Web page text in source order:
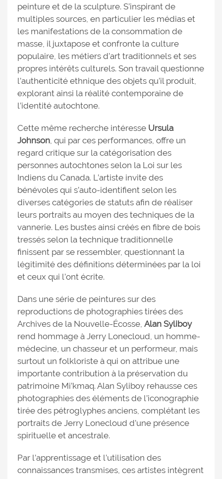
peinture et de la sculpture. S’inspirant de
multiples sources, en particulier les médias et
les manifestations de la consommation de
masse, il juxtapose et confronte la culture
populaire, les métiers d’art traditionnels et ses
propres intérêts culturels. Son travail questionne
l’authenticité ethnique des objets qu’il produit,
explorant ainsi la réalité contemporaine de
l’identité autochtone.
Cette même recherche intéresse Ursula
Johnson, qui par ces performances, offre un
regard critique sur la catégorisation des
personnes autochtones selon la Loi sur les
Indiens du Canada. L’artiste invite des
bénévoles qui s’auto-identifient selon les
diverses catégories de statuts afin de réaliser
leurs portraits au moyen des techniques de la
vannerie. Les bustes ainsi créés en fibre de bois
tressés selon la technique traditionnelle
finissent par se ressembler, questionnant la
légitimité des définitions déterminées par la loi
et ceux qui l’ont écrite.
Dans une série de peintures sur des
reproductions de photographies tirées des
Archives de la Nouvelle-Écosse, Alan Syliboy
rend hommage à Jerry Lonecloud, un homme-
médecine, un chasseur et un performeur, mais
surtout un folkloriste à qui on attribue une
importante contribution à la préservation du
patrimoine Mi’kmaq. Alan Syliboy rehausse ces
photographies des éléments de l’iconographie
tirée des pétroglyphes anciens, complétant les
portraits de Jerry Lonecloud d’une présence
spirituelle et ancestrale.
Par l’apprentissage et l’utilisation des
connaissances transmises, ces artistes intègrent